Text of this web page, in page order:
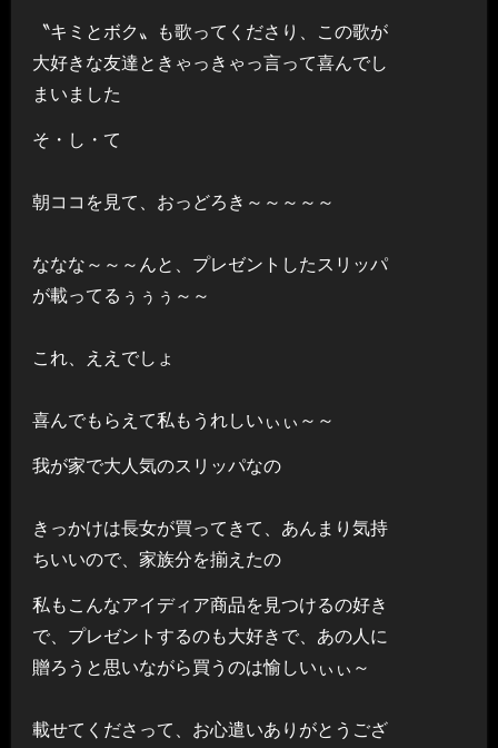
〝キミとボク〟も歌ってくださり、この歌が
大好きな友達ときゃっきゃっ言って喜んでし
まいました
そ・し・て
朝ココを見て、おっどろき～～～～～
ななな～～～んと、プレゼントしたスリッパ
が載ってるぅぅぅ～～
これ、ええでしょ
喜んでもらえて私もうれしいぃぃ～～
我が家で大人気のスリッパなの
きっかけは長女が買ってきて、あんまり気持
ちいいので、家族分を揃えたの
私もこんなアイディア商品を見つけるの好き
で、プレゼントするのも大好きで、あの人に
贈ろうと思いながら買うのは愉しいぃぃ～
載せてくださって、お心遣いありがとうござ